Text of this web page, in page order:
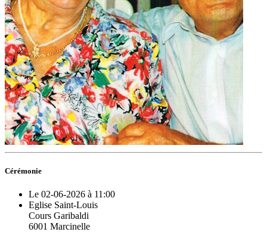
Cérémonie
Le 02-06-2026 à 11:00
Eglise Saint-Louis
Cours Garibaldi
6001 Marcinelle